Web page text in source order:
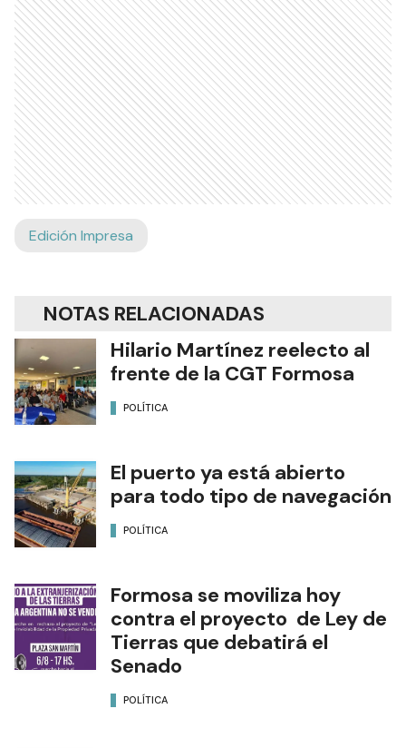
Edición Impresa
NOTAS RELACIONADAS
Hilario Martínez reelecto al
frente de la CGT Formosa
POLÍTICA
El puerto ya está abierto
para todo tipo de navegación
POLÍTICA
Formosa se moviliza hoy
contra el proyecto de Ley de
Tierras que debatirá el
Senado
POLÍTICA